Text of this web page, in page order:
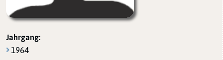
Jahrgang:
1964